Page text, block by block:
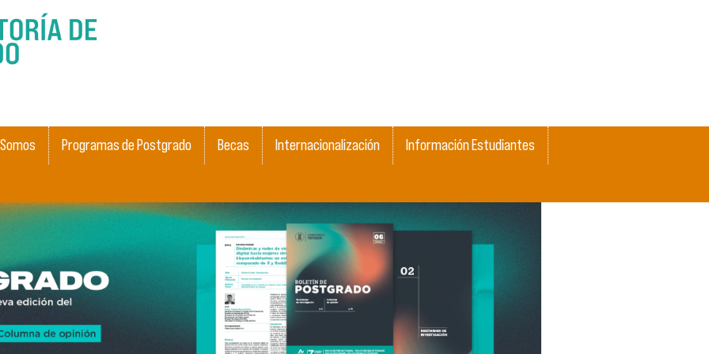
Programas de Postgrado Becas Internacionalización Información Estudiantes